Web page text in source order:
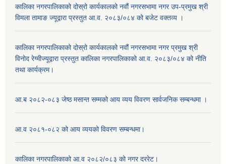
कालिका नगरपालिकाको दोस्रो कार्यकालको नवौं नगरसभामा नगर उप-प्रमुख श्री
विमला तामाङ ज्यूद्वारा प्रस्तुत आ.व. २०८३/०८४ को बजेट वक्तव्य ।
कालिका नगरपालिकाको दोस्रो कार्यकालको नवौं नगरसभामा नगर प्रमुख श्री
विनोद रेग्मीज्यूद्वारा प्रस्तुत कालिका नगरपालिकाको आ.व. २०८३/०८४ को नीति
तथा कार्यक्रम।
आ.ब २०८२-०८३ जेष्ठ मसान्त सम्मको आय व्यय विवरण सार्वजनिक सम्बन्धमा ।
आ.व २०८१-०८२ को आय व्ययको विवरण सम्बन्धमा।
कालिका नगरपालिकाको आ.व २०८२/०८३ को नगर दररेट।